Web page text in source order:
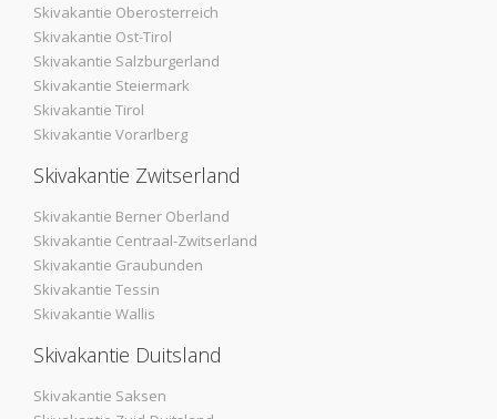
Skivakantie Oberosterreich
Skivakantie Ost-Tirol
Skivakantie Salzburgerland
Skivakantie Steiermark
Skivakantie Tirol
Skivakantie Vorarlberg
Skivakantie Zwitserland
Skivakantie Berner Oberland
Skivakantie Centraal-Zwitserland
Skivakantie Graubunden
Skivakantie Tessin
Skivakantie Wallis
Skivakantie Duitsland
Skivakantie Saksen